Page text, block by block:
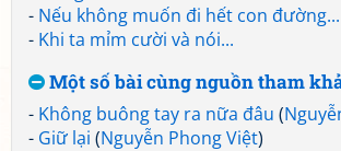
- Nếu không muốn đi hết con đường...
- Khi ta mỉm cười và nói...
Một số bài cùng nguồn tham
- Không buông tay ra nữa đâu (
- Giữ lại (Nguyễn Phong Việt)